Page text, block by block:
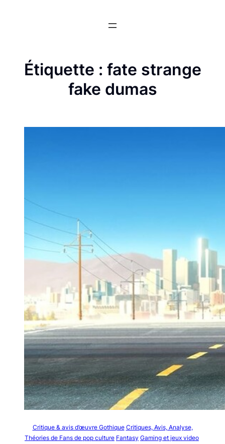
Étiquette : fate strange
fake dumas
Critique & avis d’œuvre Gothique Critiques, Avis, Analyse,
Théories de Fans de pop culture Fantasy Gaming et jeux video